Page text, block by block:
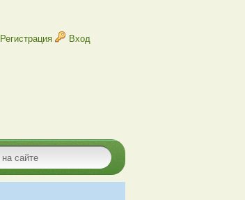
Регистрация Вход